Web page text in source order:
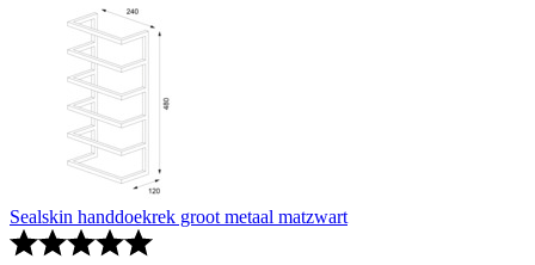
Sealskin handdoekrek groot metaal matzwart